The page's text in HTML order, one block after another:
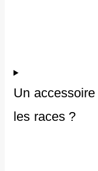
Un
les races ?